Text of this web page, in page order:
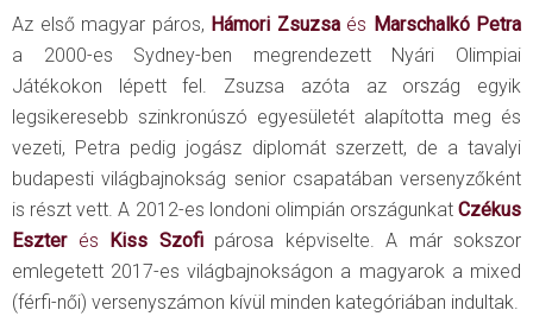
Az első magyar páros, Hámori Zsuzsaés Marschalkó Petra
a 2000-es Sydney-ben megrendezett Nyári Olimpiai
Játékokon lépett fel. Zsuzsa azóta az ország egyik
legsikeresebb szinkronúszó egyesületét alapította meg és
vezeti, Petra pedig jogász diplomát szerzett, de a tavalyi
budapesti világbajnokság senior csapatában versenyzőként
is részt vett. A 2012-es londoni olimpián országunkat Czékus
Eszterés Kiss Szofipárosa képviselte. A már sokszor
emlegetett 2017-es világbajnokságon a magyarok a mixed
(férfi-női) versenyszámon kívül minden kategóriában indultak.